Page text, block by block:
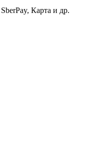
Карта и др.